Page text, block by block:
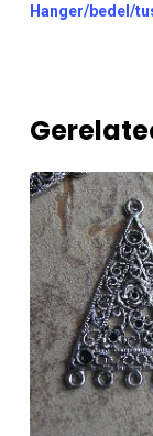
Hanger/bedel/